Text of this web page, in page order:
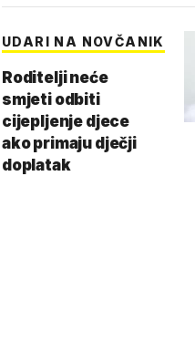
UDARI NA NOVČANIK
Roditelji neće
smjeti odbiti
cijepljenje djece
ako primaju dječji
doplatak